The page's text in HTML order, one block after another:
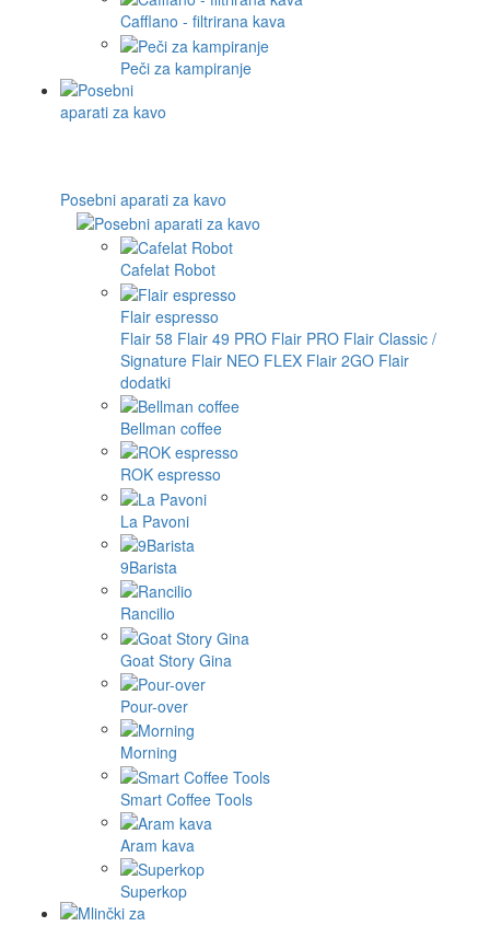
Cafflano - filtrirana kava
Peči za kampiranje
Posebni aparati za kavo
Cafelat Robot
Flair espresso
Flair 58 Flair 49 PRO Flair PRO Flair Classic /
Signature Flair NEO FLEX Flair 2GO Flair
dodatki
Bellman coffee
ROK espresso
La Pavoni
9Barista
Rancilio
Goat Story Gina
Pour-over
Morning
Smart Coffee Tools
Aram kava
Superkop